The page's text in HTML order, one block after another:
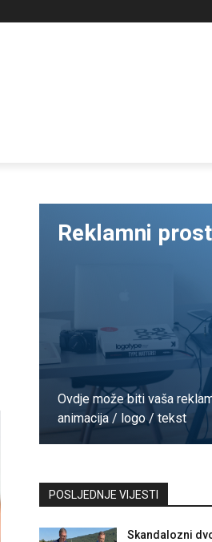
Reklamni
Ovdje može biti vaša
animacija / logo / tekst
POSLJEDNJE VIJESTI
Skandalozni